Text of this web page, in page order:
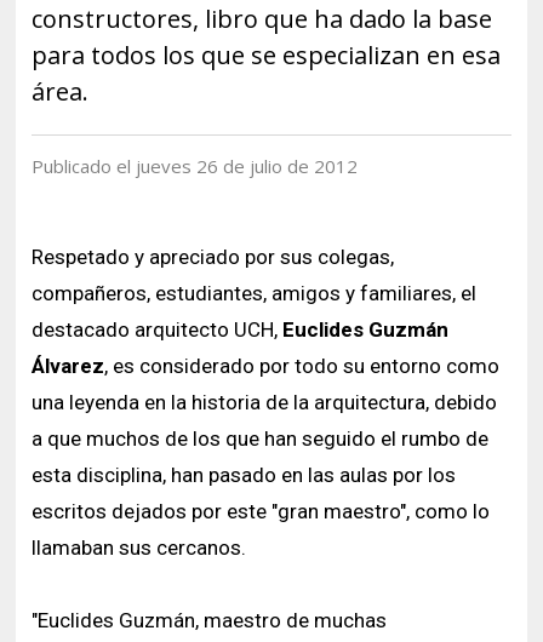
Urbanismo
Académicos Egresados
constructores, libro que ha dado la base
para todos los que se especializan en esa
área.
Publicado el jueves 26 de julio de 2012
Respetado y apreciado por sus colegas,
compañeros, estudiantes, amigos y familiares, el
destacado arquitecto UCH, Euclides Guzmán
Álvarez, es considerado por todo su entorno como
una leyenda en la historia de la arquitectura, debido
a que muchos de los que han seguido el rumbo de
esta disciplina, han pasado en las aulas por los
escritos dejados por este "gran maestro", como lo
llamaban sus cercanos.
"Euclides Guzmán, maestro de muchas